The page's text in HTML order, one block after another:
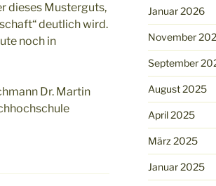
dieses Musterguts,
deutlich wird.
noch in
Dr. Martin
Januar 2026
November
September
August 2025
April 2025
März 2025
Januar 2025